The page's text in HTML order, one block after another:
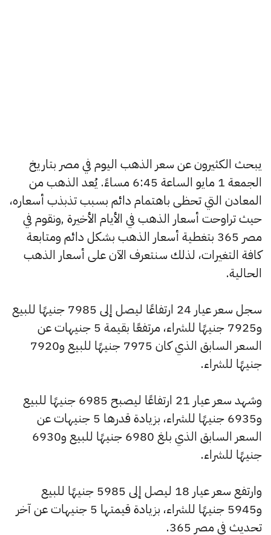
يبحث الكثيرون عن سعر الذهب اليوم في مصر بتاريخ
الجمعة 1 مايو الساعة 6:45 مساءً. يُعد الذهب من
المعادن التي تحظى باهتمام دائم بسبب تذبذب أسعاره،
حيث تراوحت أسعار الذهب في الأيام الأخيرة ,ونقوم في
مصر 365 بتغطية أسعار الذهب بشكل دائم ومتابعة
كافة التغيرات، لذلك سنتعرف الآن على أسعار الذهب
الحالية.
سجل سعر عيار 24 ارتفاعًا ليصل إلى 7985 جنيهًا للبيع
و7925 جنيهًا للشراء، مرتفعًا بقيمة 5 جنيهات عن
السعر السابق الذي كان 7975 جنيهًا للبيع و7920
جنيهًا للشراء.
وشهد سعر عيار 21 ارتفاعًا ليصبح 6985 جنيهًا للبيع
و6935 جنيهًا للشراء، بزيادة قدرها 5 جنيهات عن
السعر السابق الذي بلغ 6980 جنيهًا للبيع و6930
جنيهًا للشراء.
وارتفع سعر عيار 18 ليصل إلى 5985 جنيهًا للبيع
و5945 جنيهًا للشراء، بزيادة قيمتها 5 جنيهات عن آخر
تحديث في مصر 365.